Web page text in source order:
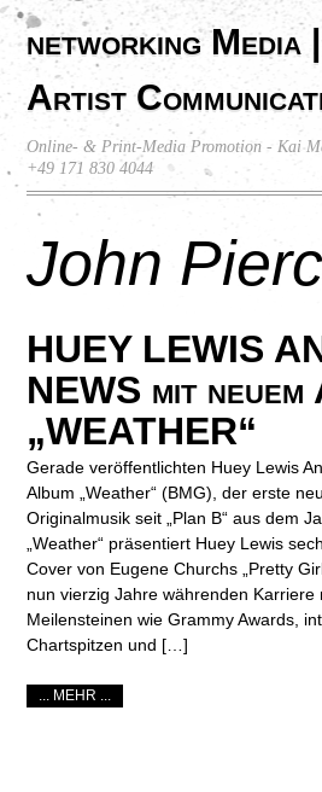
networking Media |
Artist
Online- & Print-Media Promotion - Kai
+49 171 830 4044
John
HUEY LEWIS
NEWS mit neuem
„WEATHER“
Gerade veröffentlichten Huey Lewis
Album „Weather“ (BMG), der erste
Originalmusik seit „Plan B“ aus dem
„Weather“ präsentiert Huey Lewis
Cover von Eugene Churchs „Pretty
nun vierzig Jahre währenden Karriere
Meilensteinen wie Grammy Awards,
Chartspitzen und […]
... MEHR ...